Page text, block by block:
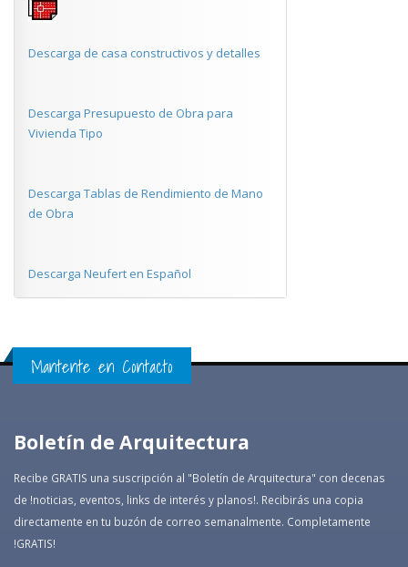
Descarga de casa constructivos y detalles
Descarga Presupuesto de Obra para
Vivienda Tipo
Descarga Tablas de Rendimiento de Mano
de Obra
Descarga Neufert en Español
Mantente en Contacto
Boletín de Arquitectura
Recibe GRATIS una suscripción al "Boletín de Arquitectura" con decenas
de !noticias, eventos, links de interés y planos!. Recibirás una copia
directamente en tu buzón de correo semanalmente. Completamente
!GRATIS!